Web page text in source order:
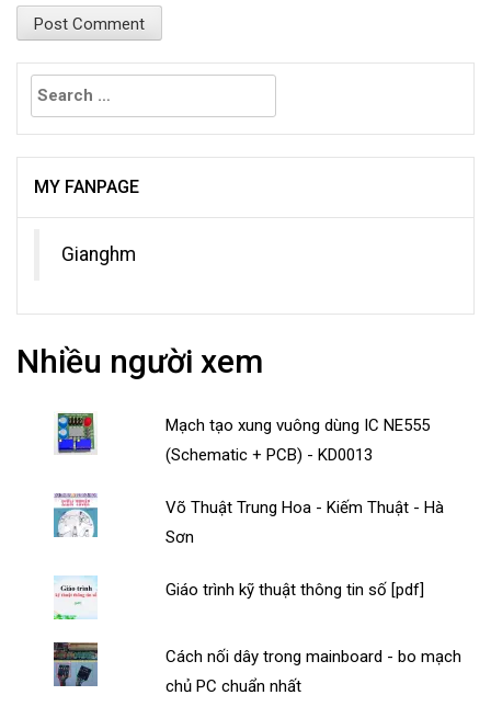
Search
for:
MY FANPAGE
Gianghm
Nhiều người xem
Mạch tạo xung vuông dùng IC NE555
(Schematic + PCB) - KD0013
Võ Thuật Trung Hoa - Kiếm Thuật - Hà
Sơn
Giáo trình kỹ thuật thông tin số [pdf]
Cách nối dây trong mainboard - bo mạch
chủ PC chuẩn nhất